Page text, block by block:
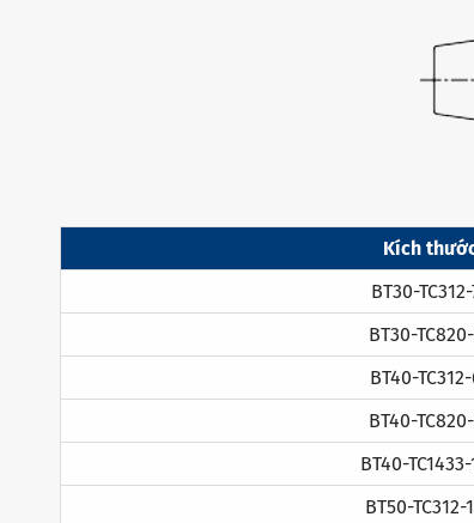
Kích
BT30-
BT30-
BT40-
BT40-
BT40-
BT50-TC312-